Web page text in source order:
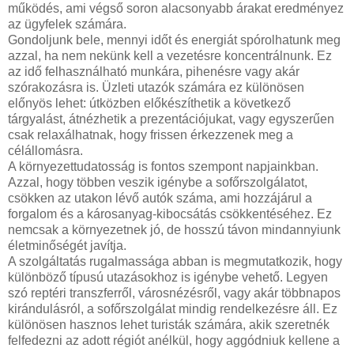
működés, ami végső soron alacsonyabb árakat eredményez
az ügyfelek számára.
Gondoljunk bele, mennyi időt és energiát spórolhatunk meg
azzal, ha nem nekünk kell a vezetésre koncentrálnunk. Ez
az idő felhasználható munkára, pihenésre vagy akár
szórakozásra is. Üzleti utazók számára ez különösen
előnyös lehet: útközben előkészíthetik a következő
tárgyalást, átnézhetik a prezentációjukat, vagy egyszerűen
csak relaxálhatnak, hogy frissen érkezzenek meg a
célállomásra.
A környezettudatosság is fontos szempont napjainkban.
Azzal, hogy többen veszik igénybe a sofőrszolgálatot,
csökken az utakon lévő autók száma, ami hozzájárul a
forgalom és a károsanyag-kibocsátás csökkentéséhez. Ez
nemcsak a környezetnek jó, de hosszú távon mindannyiunk
életminőségét javítja.
A szolgáltatás rugalmassága abban is megmutatkozik, hogy
különböző típusú utazásokhoz is igénybe vehető. Legyen
szó reptéri transzferről, városnézésről, vagy akár többnapos
kirándulásról, a sofőrszolgálat mindig rendelkezésre áll. Ez
különösen hasznos lehet turisták számára, akik szeretnék
felfedezni az adott régiót anélkül, hogy aggódniuk kellene a